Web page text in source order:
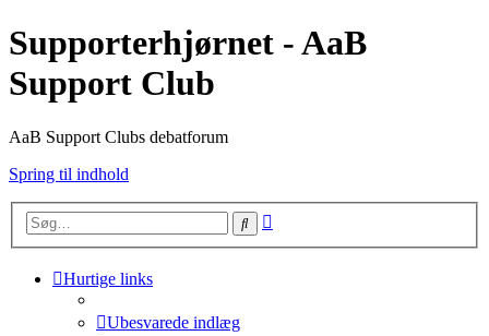
Supporterhjørnet - AaB
Support Club
AaB Support Clubs debatforum
Spring til indhold
Søg
Hurtige links
Ubesvarede indlæg